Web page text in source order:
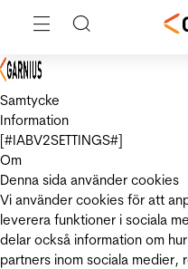
Samtycke
Information
[#IABV2SETTINGS#]
Om
Denna sida använder cookies
Vi använder cookies för att
leverera funktioner i sociala
delar också information om
partners inom sociala medier,